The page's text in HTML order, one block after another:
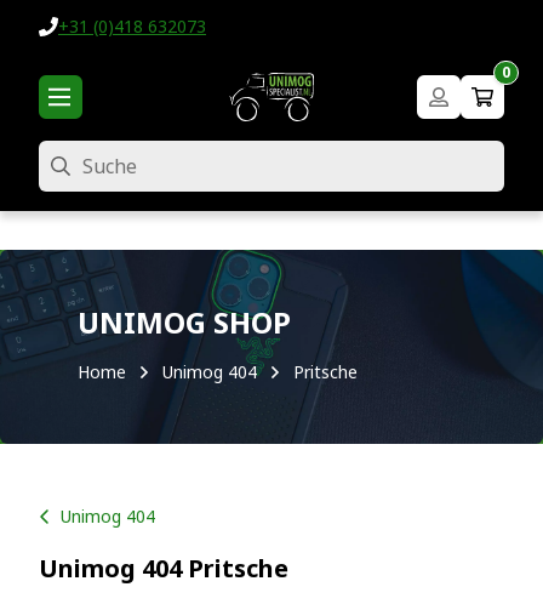
+31 (0)418 632073
0
Suche
UNIMOG SHOP
Home Unimog 404 Pritsche
Unimog 404
Unimog 404Pritsche